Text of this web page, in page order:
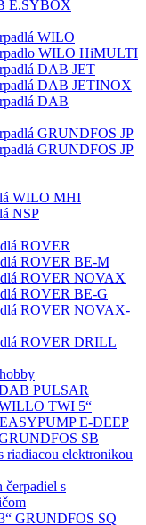
E.SYBOX
WILO
WILO HiMULTI
DAB JET
DAB JETINOX
DAB
GRUNDFOS JP
GRUNDFOS JP
WILO MHI
NSP
ROVER
ROVER BE-M
ROVER NOVAX
ROVER BE-G
ROVER NOVAX-
ROVER DRILL
PULSAR
WILLO TWI 5“
E-DEEP
SB
riadiacou elektronikou
čerpadiel s
GRUNDFOS SQ